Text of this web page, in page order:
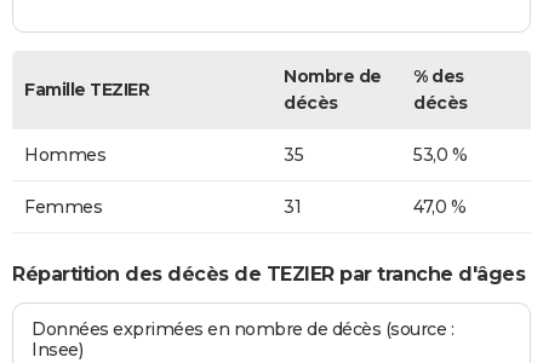
Famille TEZIER
Nombre de
décès
% des
décès
Hommes 35 53,0 %
Femmes 31 47,0 %
Répartition des décès de TEZIER par tranche d'âges
Données exprimées en nombre de décès (source :
Insee)